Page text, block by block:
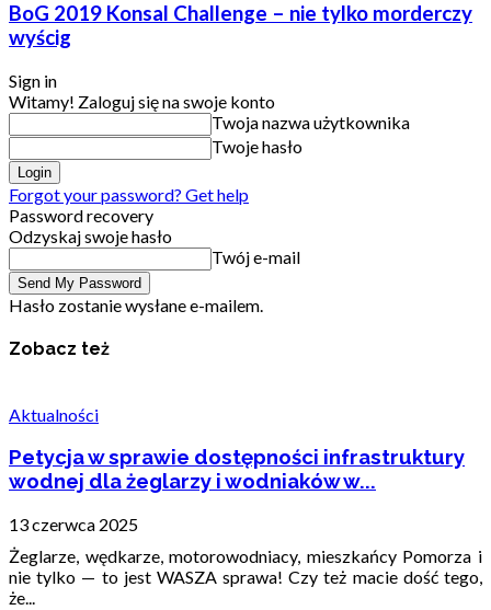
BoG 2019 Konsal Challenge – nie tylko morderczy
wyścig
Sign in
Witamy! Zaloguj się na swoje konto
Twoja nazwa użytkownika
Twoje hasło
Forgot your password? Get help
Password recovery
Odzyskaj swoje hasło
Twój e-mail
Hasło zostanie wysłane e-mailem.
Zobacz też
Aktualności
Petycja w sprawie dostępności infrastruktury
wodnej dla żeglarzy i wodniaków w...
13 czerwca 2025
Żeglarze, wędkarze, motorowodniacy, mieszkańcy Pomorza i
nie tylko — to jest WASZA sprawa! Czy też macie dość tego,
że...